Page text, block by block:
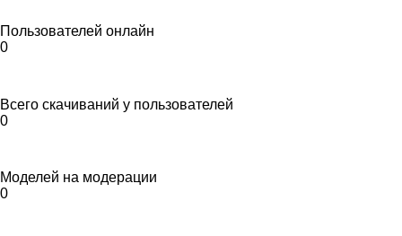
Пользователей онлайн
0
Всего скачиваний у пользователей
0
Моделей на модерации
0